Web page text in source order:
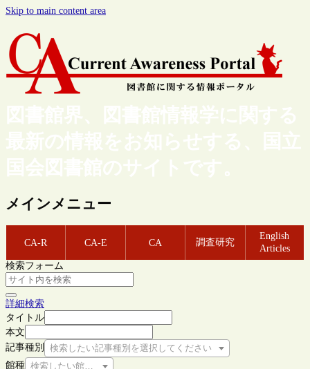
Skip to main content area
図書館界、図書館情報学に関する
最新の情報をお知らせする、国立
国会図書館のサイトです。
メインメニュー
CA-R CA-E CA 調査研究
English
Articles
検索フォーム
詳細検索
タイトル
本文
記事種別
検索したい記事種別を選択してください
館種 検索したい館種を選択してください